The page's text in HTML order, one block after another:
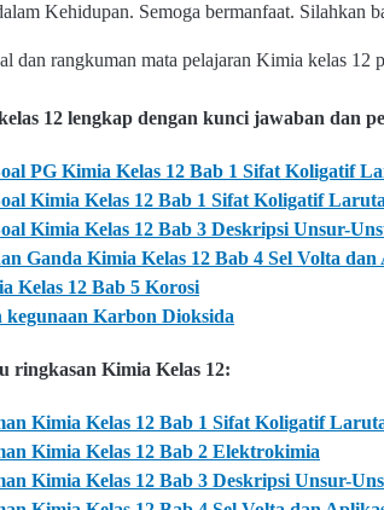
Kehidupan. Semoga bermanfaat. Silahkan
dan rangkuman mata pelajaran Kimia kelas 12
12 lengkap dengan kunci jawaban dan
PG Kimia Kelas 12 Bab 1 Sifat Koligatif
Kimia Kelas 12 Bab 1 Sifat Koligatif
Kimia Kelas 12 Bab 3 Deskripsi Unsur-
Ganda Kimia Kelas 12 Bab 4 Sel Volta
Kelas 12 Bab 5 Korosi
kegunaan Karbon Dioksida
ringkasan Kimia Kelas 12:
Kimia Kelas 12 Bab 1 Sifat Koligatif
Kimia Kelas 12 Bab 2 Elektrokimia
Kimia Kelas 12 Bab 3 Deskripsi Unsur-